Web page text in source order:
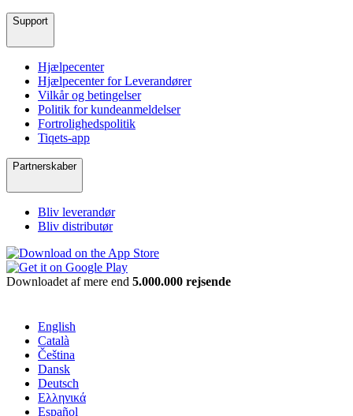
Support
Hjælpecenter
Hjælpecenter for Leverandører
Vilkår og betingelser
Politik for kundeanmeldelser
Fortrolighedspolitik
Tiqets-app
Partnerskaber
Bliv leverandør
Bliv distributør
Downloadet af mere end 5.000.000 rejsende
English
Català
Čeština
Dansk
Deutsch
Ελληνικά
Español